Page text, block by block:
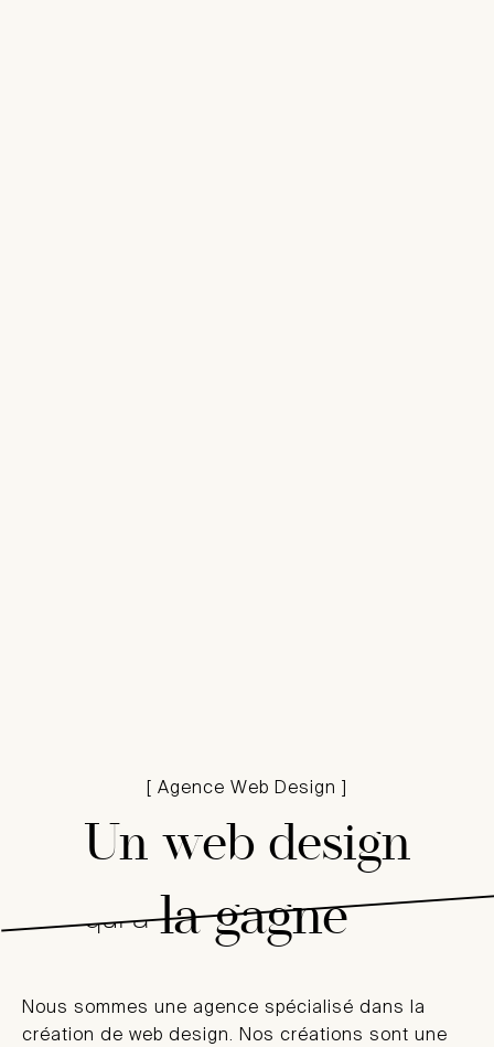
[ Agence Web Design ]
Un web design
qui a la gagne
Nous sommes une agence spécialisé dans la
création de web design. Nos créations sont une